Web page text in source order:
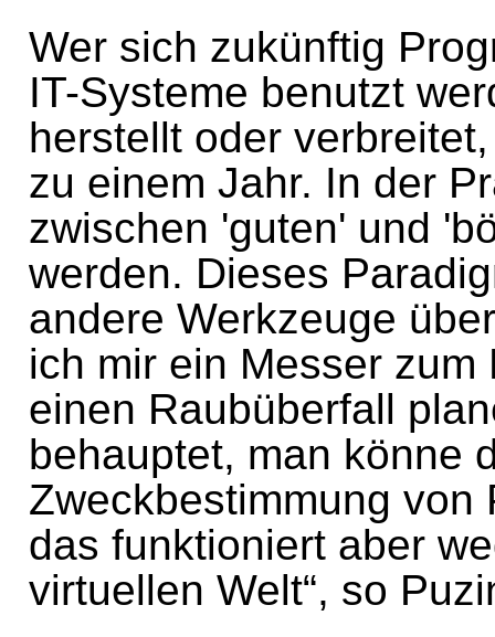
Wer sich zukünftig
IT-Systeme benutzt
herstellt oder
zu einem Jahr. In der
zwischen 'guten' und
werden. Dieses
andere Werkzeuge
ich mir ein Messer
einen Raubüberfall
behauptet, man könne
Zweckbestimmung von
das funktioniert aber
virtuellen Welt“, so